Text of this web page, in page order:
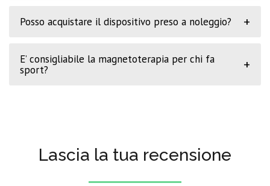
Posso acquistare il dispositivo preso a noleggio? +
E’ consigliabile la magnetoterapia per chi fa
sport?
+
Lascia la tua recensione